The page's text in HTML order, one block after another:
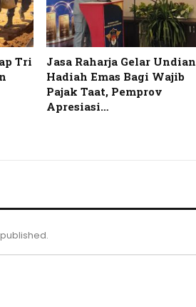
Tri
Jasa Raharja Gelar Undian
Hadiah Emas Bagi Wajib
Pajak Taat, Pemprov
Apresiasi…